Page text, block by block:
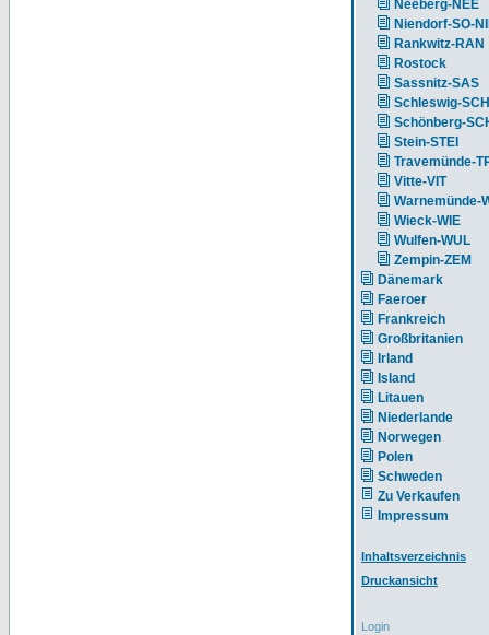
Neeberg-NEE
Niendorf-SO-
Rankwitz-RAN
Rostock
Sassnitz-SAS
Schleswig-
Schönberg-
Stein-STEI
Travemünde-
Vitte-VIT
Warnemünde-
Wieck-WIE
Wulfen-WUL
Zempin-ZEM
Dänemark
Faeroer
Frankreich
Großbritanien
Irland
Island
Litauen
Niederlande
Norwegen
Polen
Schweden
Zu Verkaufen
Impressum
Inhaltsverzeichnis
Druckansicht
Login